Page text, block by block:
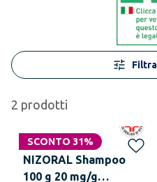
2 prodotti
SCONTO 31%
NIZORAL Shampoo
100 g 20 mg/g